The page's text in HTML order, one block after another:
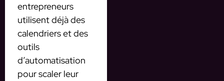
entrepreneurs
utilisent déjà des
calendriers et des
outils
d’automatisation
pour scaler leur